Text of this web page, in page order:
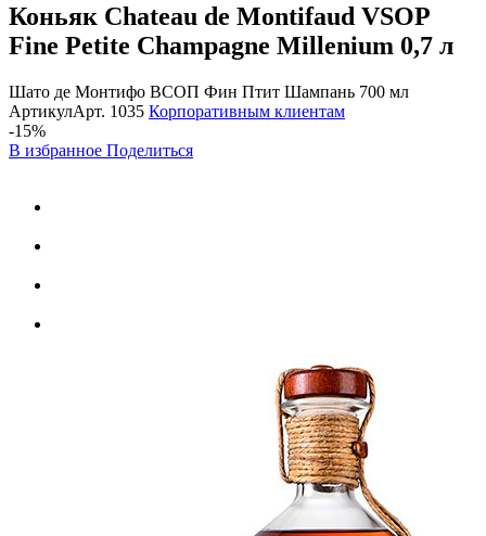
Коньяк Chateau de Montifaud VSOP
Fine Petite Champagne Millenium 0,7 л
Шато де Монтифо ВСОП Фин Птит Шампань 700 мл
АртикулАрт. 1035 Корпоративным клиентам
-15%
В избранное Поделиться